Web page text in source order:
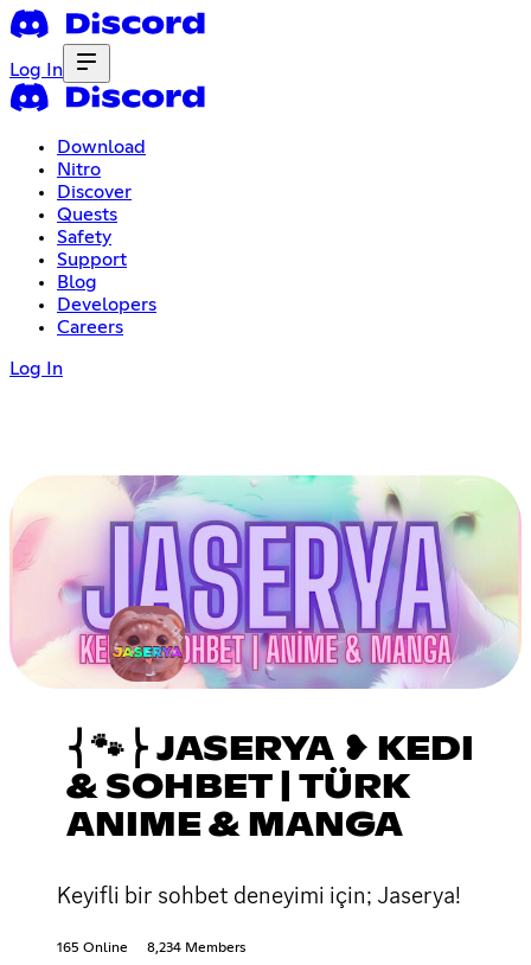
Log In
Download
Nitro
Discover
Quests
Safety
Support
Blog
Developers
Careers
Log In
⎨🐾⎬ JASERYA ❥ KEDI
& SOHBET | TÜRK
ANIME & MANGA
Keyifli bir sohbet deneyimi için; Jaserya!
165 Online 8,234 Members